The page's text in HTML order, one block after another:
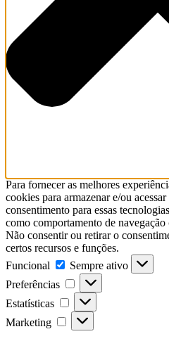
Para fornecer as melhores
cookies para armazenar e/ou
consentimento para essas
como comportamento de
Não consentir ou retirar o
certos recursos e funções.
Funcional
Sempre ativo
Preferências
Estatísticas
Marketing